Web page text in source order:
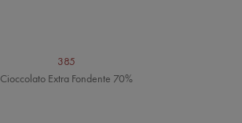
385
Cioccolato Extra Fondente 70%